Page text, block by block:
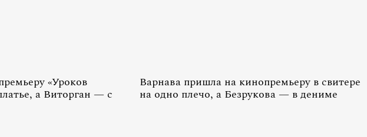
«Уроков
а Виторган — с
Варнава пришла на кинопремьеру в свитере
на одно плечо, а Безрукова — в дениме